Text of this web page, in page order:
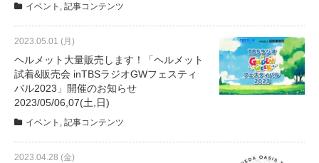
店舗ブログ
イベント
特集
イベント 記事コンテンツ
2023.05.01 (月)
ヘルメット大量販売します！「ヘルメット
試着&販売会 inTBSラジオGWフェスティ
バル2023」開催のお知らせ
2023/05/06,07(土,日)
イベント 記事コンテンツ
2023.04.28 (金)